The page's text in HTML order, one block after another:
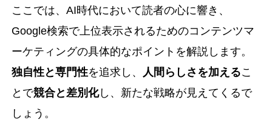
ここでは、AI時代において読者の心に響き、
Google検索で上位表示されるためのコンテンツマ
ーケティングの具体的なポイントを解説します。
独自性と専門性を追求し、 人間らしさを加えるこ
とで競合と差別化し、新たな戦略が見えてくるで
しょう。